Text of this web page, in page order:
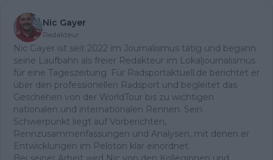
Nic Gayer
Redakteur
Nic Gayer ist seit 2022 im Journalismus tätig und begann
seine Laufbahn als freier Redakteur im Lokaljournalismus
für eine Tageszeitung. Für Radsportaktuell.de berichtet er
über den professionellen Radsport und begleitet das
Geschehen von der WorldTour bis zu wichtigen
nationalen und internationalen Rennen. Sein
Schwerpunkt liegt auf Vorberichten,
Rennzusammenfassungen und Analysen, mit denen er
Entwicklungen im Peloton klar einordnet.